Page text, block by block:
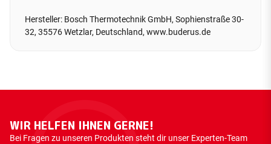
Hersteller: Bosch Thermotechnik GmbH, Sophienstraße 30-
32, 35576 Wetzlar, Deutschland, www.buderus.de
WIR HELFEN IHNEN GERNE!
Bei Fragen zu unseren Produkten steht dir unser Experten-Team